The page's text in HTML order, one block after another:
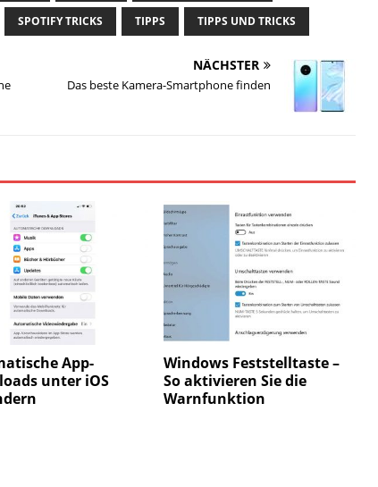
SPOTIFY TRICKS TIPPS TIPPS UND TRICKS
NÄCHSTER
Das beste Kamera-Smartphone finden
App-
unter iOS
Windows Feststelltaste –
So aktivieren Sie die
Warnfunktion